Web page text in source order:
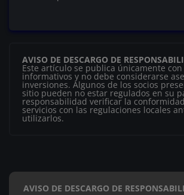
AVISO DE DESCARGO DE
Este artículo se publica únicamente con
informativos y no debe considerarse
inversiones. Algunos de los socios
sitio pueden no estar regulados en su
responsabilidad verificar la
servicios con las regulaciones locales
utilizarlos.
AVISO DE DESCARGO DE